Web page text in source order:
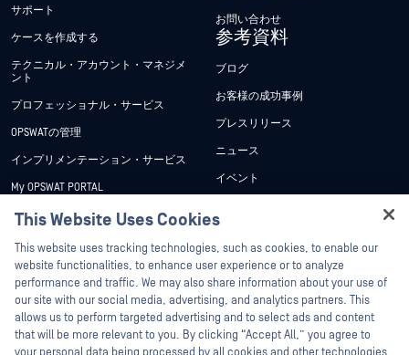
サポート
ケースを作成する
テクニカル・アカウント・マネジメ
ント
プロフェッショナル・サービス
OPSWATの管理
インプリメンテーション・サービス
My OPSWAT PORTAL
技術文書
トレーニング
脆弱性対策プログラム
パートナー
認証
テクノロジー・パートナー
お問い合わせ
参考資料
ブログ
お客様の成功事例
プレスリリース
ニュース
イベント
ホワイトペーパー
無料ツール
This Website Uses Cookies
This website uses tracking technologies, such as cookies, to enable our
website functionalities, to enhance user experience or to analyze
performance and traffic. We may also share information about your use of
our site with our social media, advertising, and analytics partners. This
allows us to perform targeted advertising and to select ads and content
that will be more relevant to you. By clicking “Accept All,” you agree to
Hey there!
I'm Ozzy, your OPSWAT virtual assistant.
How can I help you secure what's critical
today?